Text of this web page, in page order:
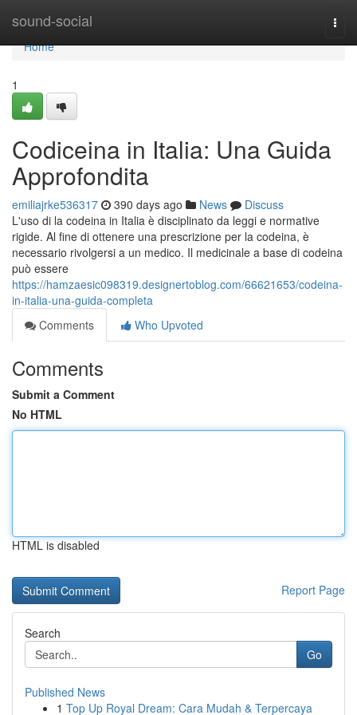
sound-social
Home
Home
1
Codiceina in Italia: Una Guida
Approfondita
emiliajrke536317 390 days ago News
Discuss
L'uso di la codeina in Italia è disciplinato da leggi e normative
rigide. Al fine di ottenere una prescrizione per la codeina, è
necessario rivolgersi a un medico. Il medicinale a base di codeina
può essere
https://hamzaesic098319.designertoblog.com/66621653/codeina-
in-italia-una-guida-completa
Comments
Who Upvoted
Comments
Submit a Comment
No HTML
HTML is disabled
Report Page
Search
Go
Published News
1 Top Up Royal Dream: Cara Mudah & Terpercaya